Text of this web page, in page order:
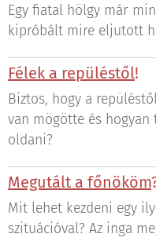
Egy fiatal hölgy már
kipróbált mire eljutott
Félek a repüléstől!
Biztos, hogy a
van mögötte és hogyan
oldani?
Megutált a főnököm
Mit lehet kezdeni egy
szituációval? Az inga